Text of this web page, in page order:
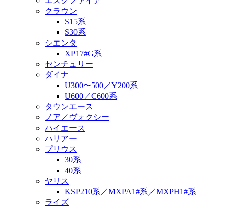
クラウン
S15系
S30系
シエンタ
XP17#G系
センチュリー
ダイナ
U300〜500／Y200系
U600／C600系
タウンエース
ノア／ヴォクシー
ハイエース
ハリアー
プリウス
30系
40系
ヤリス
KSP210系／MXPA1#系／MXPH1#系
ライズ